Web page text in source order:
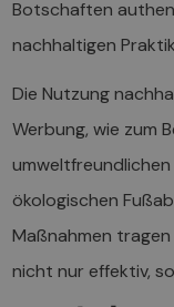
Botschaften
nachhaltigen
Die Nutzung
Werbung, wie zum
umweltfreundlichen
ökologischen
Maßnahmen
nicht nur effektiv,